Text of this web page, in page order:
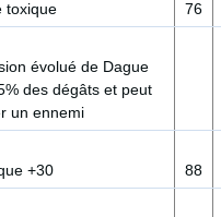
toxique 76
évolué de Dague
des dégâts et peut
un ennemi
+30 88